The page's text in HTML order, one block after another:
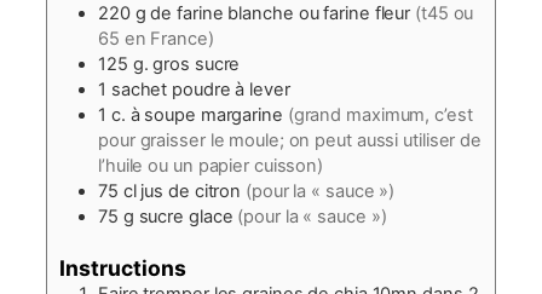
220 g de farine blanche ou farine fleur (t45 ou
65 en France)
125 g. gros sucre
1 sachet poudre à lever
1 c. à soupe margarine (grand maximum, c’est
pour graisser le moule; on peut aussi utiliser de
l’huile ou un papier cuisson)
75 cl jus de citron (pour la « sauce »)
75 g sucre glace (pour la « sauce »)
Instructions